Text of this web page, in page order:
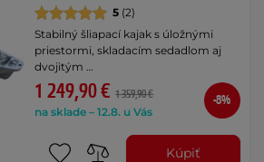
5 (2)
Stabilný šliapací kajak s úložnými
priestormi, skladacím sedadlom aj
dvojitým …
1 249,90 € 1 359,90 €
na sklade – 12.8. u Vás
-8%
Kúpiť